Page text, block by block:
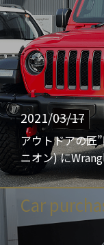
2021/03/17
アウトドアの匠
ニオン) に
Car